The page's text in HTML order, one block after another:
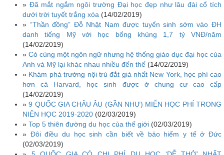
» Đã mắt ngắm ngôi trường Đại học đẹp như lâu đài cổ tích
dưới trời tuyết trắng xóa (14/02/2019)
» “Thần đồng” Đỗ Nhật Nam được tuyển sinh sớm vào ĐH
danh tiếng Mỹ với học bổng khủng 1,7 tỷ VNĐ/năm
(14/02/2019)
» Có cùng một ngôn ngữ nhưng hệ thống giáo dục đại học của
Anh và Mỹ lại khác nhau nhiều đến thế (14/02/2019)
» Khám phá trường nội trú đắt giá nhất New York, học phí cao
hơn cả Harvard, học sinh được ở chung cư cao cấp
(14/02/2019)
»9 QUỐC GIA CHÂU ÂU (GẦN NHƯ) MIỄN HỌC PHÍ TRONG
NIÊN HỌC 2019-2020 (02/03/2019)
» Top 5 thiên đường du học của thế giới (02/03/2019)
» Đôi điều du học sinh cần biết về bảo hiểm y tế ở Đức
(02/03/2019)